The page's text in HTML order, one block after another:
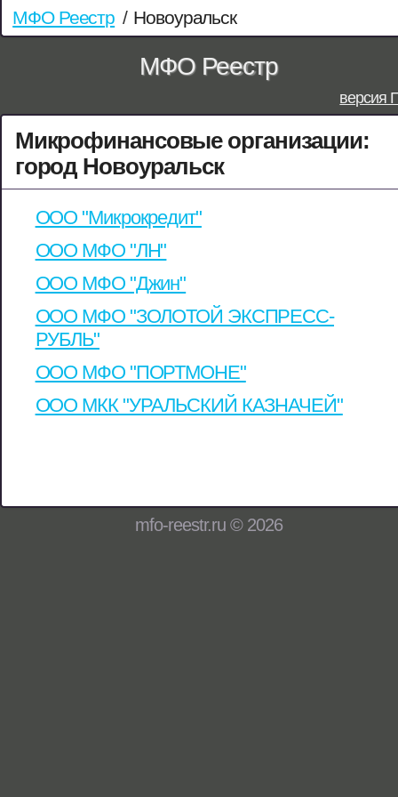
МФО Реестр / Новоуральск
МФО Реестр
версия
Микрофинансовые организации:
город Новоуральск
ООО "Микрокредит"
ООО МФО "ЛН"
ООО МФО "Джин"
ООО МФО "ЗОЛОТОЙ ЭКСПРЕСС-
РУБЛЬ"
ООО МФО "ПОРТМОНЕ"
ООО МКК "УРАЛЬСКИЙ КАЗНАЧЕЙ"
mfo-reestr.ru © 2026